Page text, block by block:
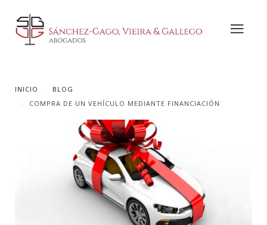
INICIO
BLOG
COMPRA DE UN VEHÍCULO MEDIANTE FINANCIACIÓN